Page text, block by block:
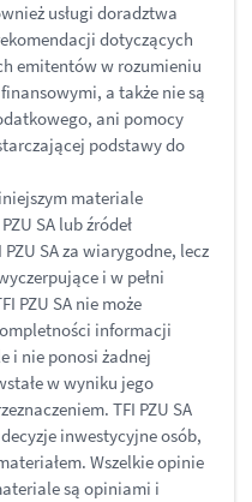
usługi doradztwa
dotyczących
emitentów w rozumieniu
a także nie są
ani pomocy
podstawy do
materiale
SA lub źródeł
SA za wiarygodne, lecz
i w pełni
PZU SA nie może
informacji
i nie ponosi żadnej
w wyniku jego
TFI PZU SA
inwestycyjne osób,
Wszelkie opinie
są opiniami i